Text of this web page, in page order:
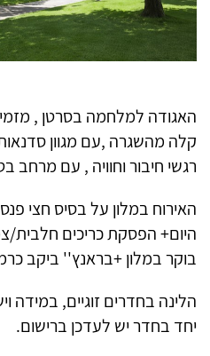
האגודה למלחמה בסרטן ,
קלה מהשגרה ,עם מגוון
רגשי חיבור וחוויה , עם מרחב
האירוח במלון על בסיס חצי
היום+ הפסקת כריכים חלבית/
בוקר במלון +בראנץ'' ביקב
הלינה בחדרים זוגיים, במידה
יחד בחדר יש לעדכן ברישום.